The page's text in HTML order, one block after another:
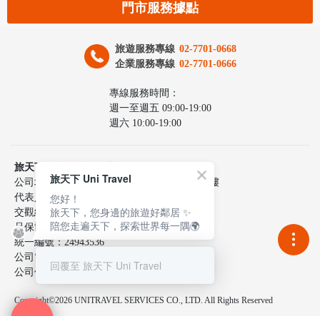
門市服務據點
旅遊服務專線 02-7701-0668
企業服務專線 02-7701-0666
專線服務時間：
週一至週五 09:00-19:00
週六 10:00-19:00
旅天下聯合國際旅行社股份有限公司
公司地址：台北市中山區民生東路三段10號6樓
代表人：李嘉寅
交觀綜217100號
品保協會2137號
統一編號：24943536
公司電話：02-7701-0660
公司傳真：02-2515-9801
Copyright©2026 UNITRAVEL SERVICES CO., LTD. All Rights Reserved
旅天下 Uni Travel
您好！
旅天下，您身邊的旅遊好鄰居 ✨
陪您走遍天下，探索世界每一隅🌍
回覆至 旅天下 Uni Travel